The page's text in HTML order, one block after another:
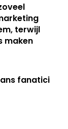
terwijl
maken
fanatici